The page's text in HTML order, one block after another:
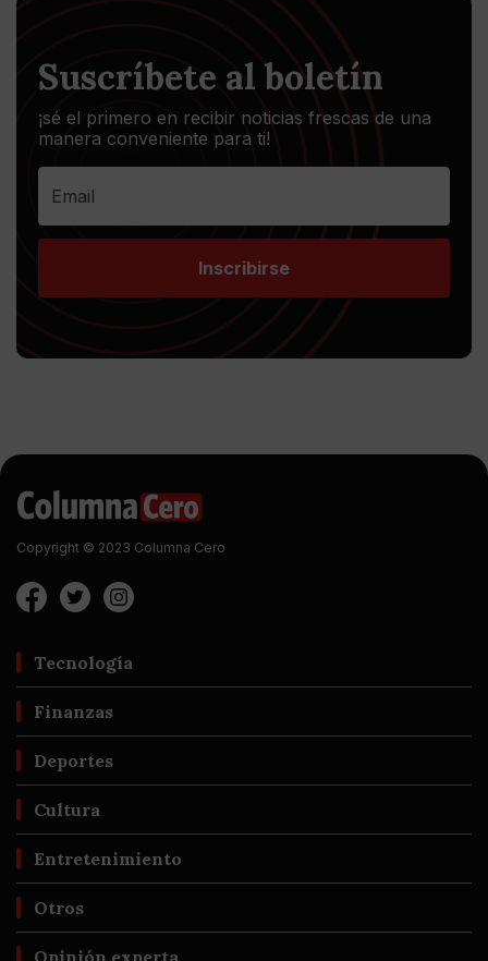
Suscríbete al boletín
¡sé el primero en recibir noticias frescas de una
manera conveniente para ti!
Inscribirse
Copyright © 2023 Columna Cero
Tecnología
Finanzas
Deportes
Cultura
Entretenimiento
Otros